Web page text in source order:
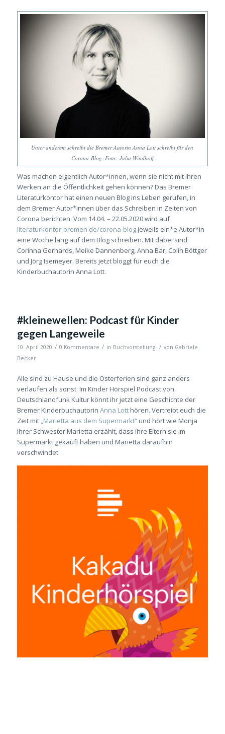
Unter anderem schreibt die Bremer Autorin Anna Lott schreibt für den
Corona-Blog. Foto: Julia Windhoff
Was machen eigentlich Autor*innen, wenn sie nicht mit ihren
Werken an die Öffentlichkeit gehen können? Das Bremer
Literaturkontor hat einen neuen Blog ins Leben gerufen, in
dem Bremer Autor*innen über das Schreiben in Zeiten von
Corona berichten. Vom 14.04. – 22.05.2020 wird auf
literaturkontor-bremen.de/corona-blogjeweils ein*e Autor*in
eine Woche lang auf dem Blog schreiben. Mit dabei sind
Corinna Gerhards, Meike Dannenberg, Anna Bär, Colin Böttger
und Jörg Isemeyer. Bereits jetzt bloggt für euch die
Kinderbuchautorin Anna Lott.
#kleinewellen: Podcast für Kinder
gegen Langeweile
10. April 2020 / 0 Kommentare / in Buchvorstellung / von Gabriele
Becker
Alle sind zu Hause und die Osterferien sind ganz anders
verlaufen als sonst. Im Kinder Hörspiel Podcast von
Deutschlandfunk Kultur könnt ihr jetzt eine Geschichte der
Bremer Kinderbuchautorin Anna Lotthören. Vertreibt euch die
Zeit mit „Marietta aus dem Supermarkt“und hört wie Monja
ihrer Schwester Marietta erzählt, dass ihre Eltern sie im
Supermarkt gekauft haben und Marietta daraufhin
verschwindet…